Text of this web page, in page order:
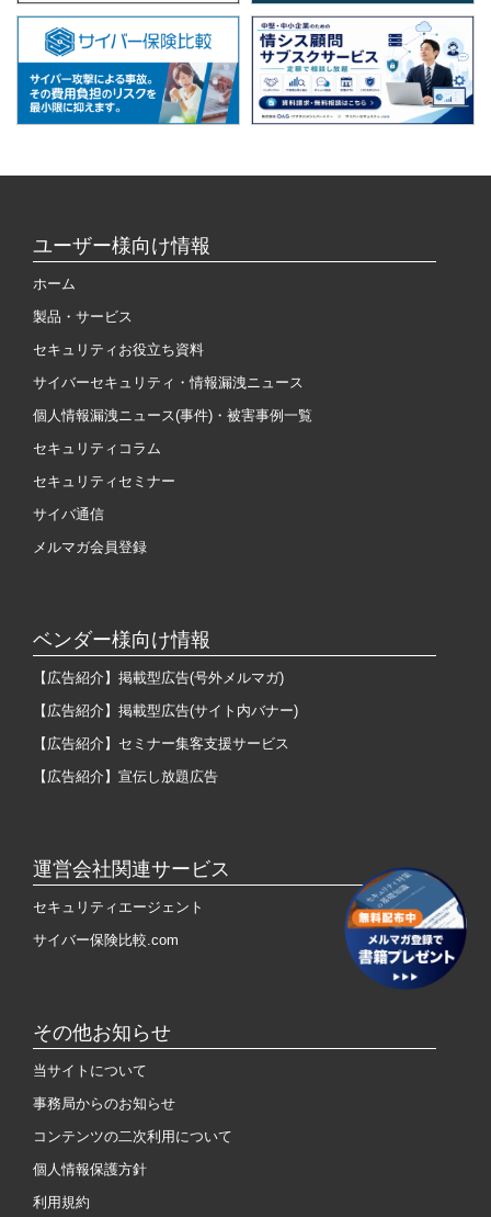
ユーザー様向け情報
ホーム
製品・サービス
セキュリティお役立ち資料
サイバーセキュリティ・情報漏洩ニュース
個人情報漏洩ニュース(事件)・被害事例一覧
セキュリティコラム
セキュリティセミナー
サイバ通信
メルマガ会員登録
ベンダー様向け情報
【広告紹介】掲載型広告(号外メルマガ)
【広告紹介】掲載型広告(サイト内バナー)
【広告紹介】セミナー集客支援サービス
【広告紹介】宣伝し放題広告
運営会社関連サービス
セキュリティエージェント
サイバー保険比較.com
その他お知らせ
当サイトについて
事務局からのお知らせ
コンテンツの二次利用について
個人情報保護方針
利用規約